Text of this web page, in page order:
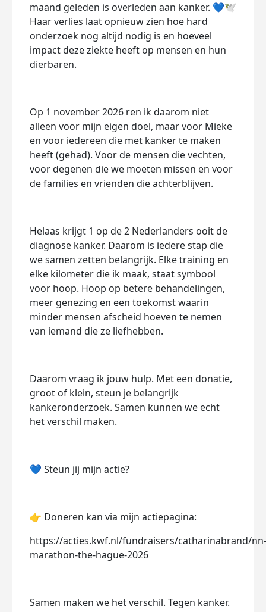
maand geleden is overleden aan kanker. 💙🕊️
Haar verlies laat opnieuw zien hoe hard
onderzoek nog altijd nodig is en hoeveel
impact deze ziekte heeft op mensen en hun
dierbaren.
Op 1 november 2026 ren ik daarom niet
alleen voor mijn eigen doel, maar voor Mieke
en voor iedereen die met kanker te maken
heeft (gehad). Voor de mensen die vechten,
voor degenen die we moeten missen en voor
de families en vrienden die achterblijven.
Helaas krijgt 1 op de 2 Nederlanders ooit de
diagnose kanker. Daarom is iedere stap die
we samen zetten belangrijk. Elke training en
elke kilometer die ik maak, staat symbool
voor hoop. Hoop op betere behandelingen,
meer genezing en een toekomst waarin
minder mensen afscheid hoeven te nemen
van iemand die ze liefhebben.
Daarom vraag ik jouw hulp. Met een donatie,
groot of klein, steun je belangrijk
kankeronderzoek. Samen kunnen we echt
het verschil maken.
💙 Steun jij mijn actie?
👉 Doneren kan via mijn actiepagina:
https://acties.kwf.nl/fundraisers/catharinabrand/nn-
marathon-the-hague-2026
Samen maken we het verschil. Tegen kanker.